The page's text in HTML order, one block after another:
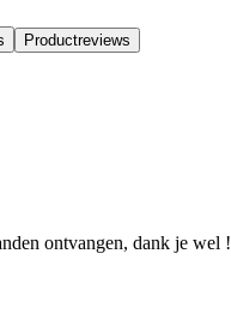
Productreviews
ontvangen, dank je wel !